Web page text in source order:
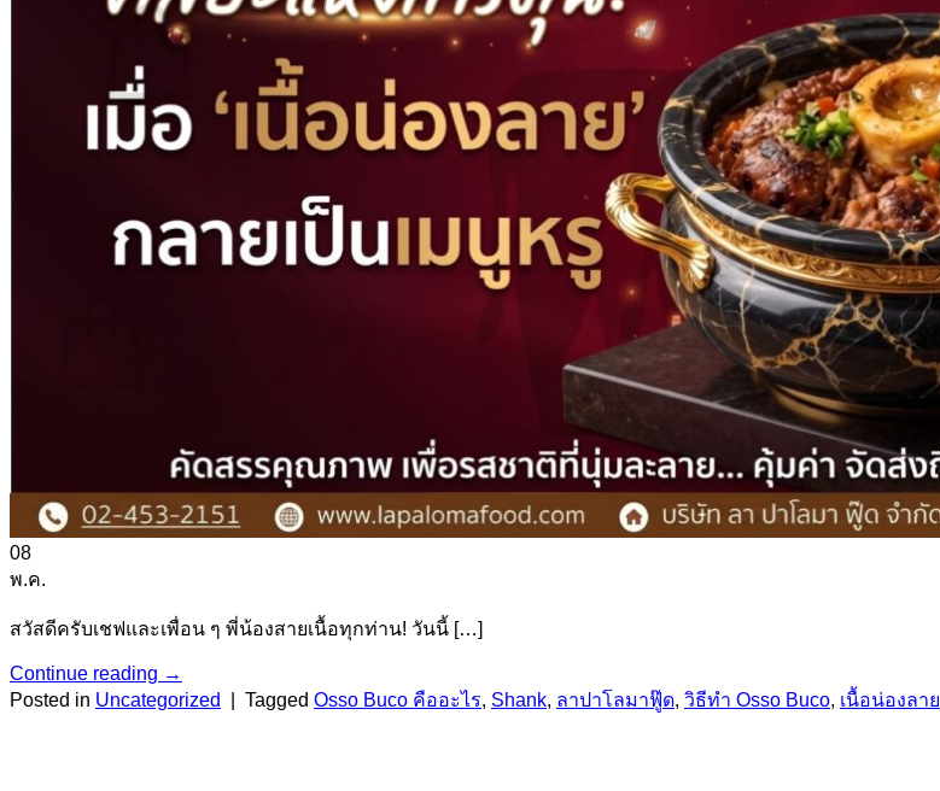
ไม่มีสินค้าในตะกร้า
08
พ.ค.
สวัสดีครับเชฟและเพื่อน ๆ พี่น้องสายเนื้อทุกท่าน! วันนี้ […]
Continue reading →
Posted in Uncategorized Tagged Osso Buco คืออะไร, Shank, ลาปาโลมาฟู๊ด, วิธีทำ Osso Buco, เนื้อน่องลาย